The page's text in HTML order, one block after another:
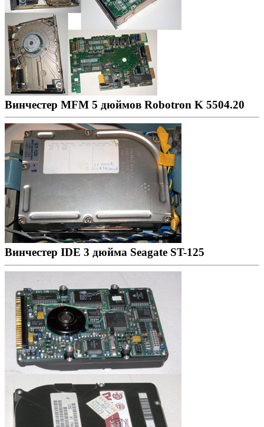
Винчестер MFM 5 дюймов Robotron K 5504.20
Винчестер IDE 3 дюймa Seagate ST-125